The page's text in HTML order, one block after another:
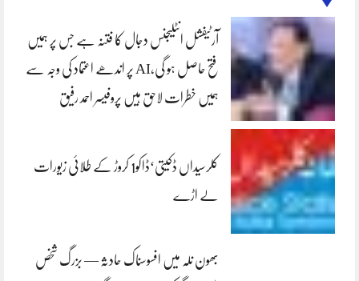
آرٹیفشل انٹلیجنس دجال کا فتنہ ہے جس پر ہمیں
فتح حاصل ہو گی،AI پر اندھے اعتماد کی وجہ سے
ہمیں خطرات لاحق ہیں پروفیسر احمد رفیق
کلرسیداں ڈکیتی‘ڈاکو1 کروڑ کے طلائی زیورات
لے اڑے
بھون نلہ میں افسوسناک حادثہ — بزرگ شخص